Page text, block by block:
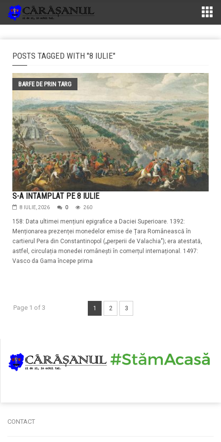
POSTS TAGGED WITH "8 IULIE"
BARFE DE PRIN TARG
S-A INTAMPLAT PE 8 IULIE
8 IULIE, 2026 0 260
158: Data ultimei mențiuni epigrafice a Daciei Superioare. 1392:
Menționarea prezenței monedelor emise de Țara Românească în
cartierul Pera din Constantinopol („perperii de Valachia"); era atestată,
astfel, circulația monedei românești în comerțul internațional. 1497:
Vasco da Gama începe prima
Page 1 of 3 1 2 3
CONTACT